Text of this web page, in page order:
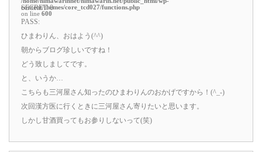
content/themes/core_tcd027/functions.php
on line 600
SECRET: 0
PASS:
ひまわりん、おはよう(^^)
朝からブログ珍しいですね！
どう致しましてです。
と、いうか…
こちらも三河屋さん知ったのひまわりんのおかげですから！(^_-)
次回漢方医に行くときに三河屋さん寄りたいと思います。
しかし甘酒買ってもお参りしないって(笑)